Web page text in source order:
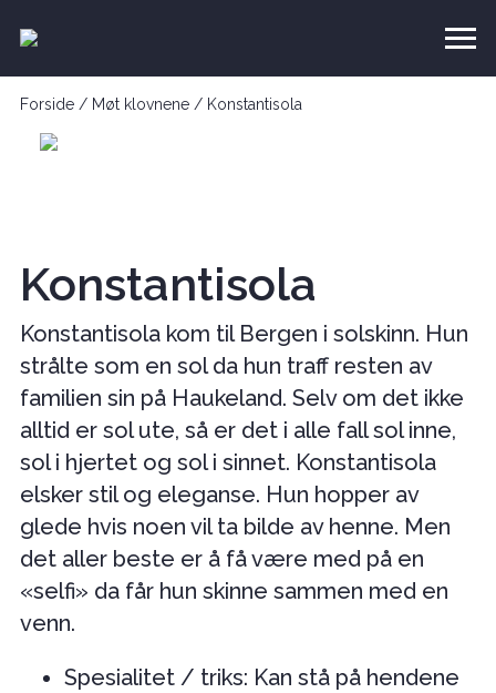
Forside / Møt klovnene / Konstantisola
Konstantisola
Konstantisola kom til Bergen i solskinn. Hun
strålte som en sol da hun traff resten av
familien sin på Haukeland. Selv om det ikke
alltid er sol ute, så er det i alle fall sol inne,
sol i hjertet og sol i sinnet. Konstantisola
elsker stil og eleganse. Hun hopper av
glede hvis noen vil ta bilde av henne. Men
det aller beste er å få være med på en
«selfi» da får hun skinne sammen med en
venn.
Spesialitet / triks: Kan stå på hendene